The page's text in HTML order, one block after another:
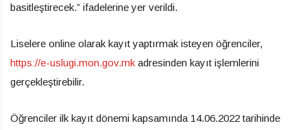
basitleştirecek.” ifadelerine yer verildi.
Liselere online olarak kayıt yaptırmak isteyen öğrenciler,
https://e-uslugi.mon.gov.mk adresinden kayıt işlemlerini
gerçekleştirebilir.
Öğrenciler ilk kayıt dönemi kapsamında 14.06.2022 tarihinde